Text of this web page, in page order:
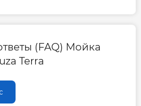
(FAQ) Мойка
Terra